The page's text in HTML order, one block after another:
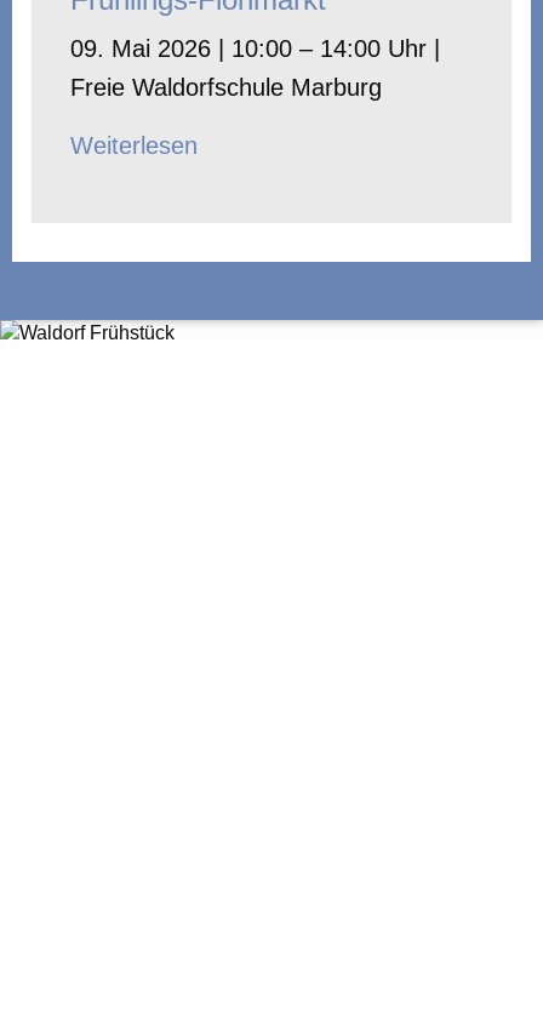
09. Mai 2026 | 10:00 – 14:00 Uhr |
Freie Waldorfschule Marburg
Weiterlesen